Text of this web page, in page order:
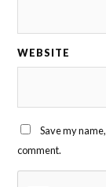
WEBSITE
Save my
comment.